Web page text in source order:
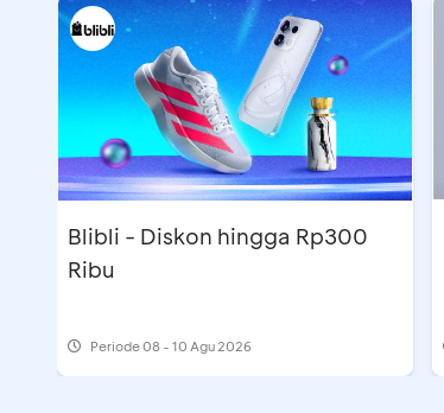
Blibli - Diskon hingga Rp300
Ribu
Periode08 - 10 Agu 2026